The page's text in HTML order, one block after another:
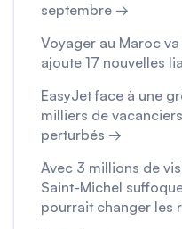
septembre →
Voyager au Maroc
ajoute 17 nouvelles
EasyJet face à une
milliers de
perturbés →
Avec 3 millions de
Saint-Michel
pourrait changer les